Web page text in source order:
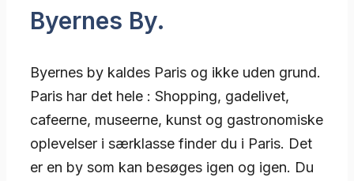
Byernes By.
Byernes by kaldes Paris og ikke uden grund.
Paris har det hele : Shopping, gadelivet,
cafeerne, museerne, kunst og gastronomiske
oplevelser i særklasse finder du i Paris. Det
er en by som kan besøges igen og igen. Du